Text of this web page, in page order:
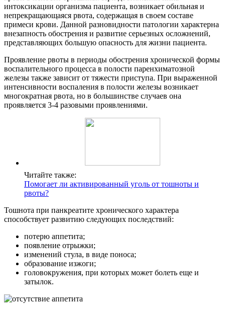
интоксикации организма пациента, возникает обильная и
непрекращающаяся рвота, содержащая в своем составе
примеси крови. Данной разновидности патологии характерна
внезапность обострения и развитие серьезных осложнений,
представляющих большую опасность для жизни пациента.
Проявление рвоты в периоды обострения хронической формы
воспалительного процесса в полости паренхиматозной
железы также зависит от тяжести приступа. При выраженной
интенсивности воспаления в полости железы возникает
многократная рвота, но в большинстве случаев она
проявляется 3-4 разовыми проявлениями.
Читайте также:
Помогает ли активированный уголь от тошноты и
рвоты?
Тошнота при панкреатите хронического характера
способствует развитию следующих последствий:
потерю аппетита;
появление отрыжки;
изменений стула, в виде поноса;
образование изжоги;
головокружения, при которых может болеть еще и
затылок.